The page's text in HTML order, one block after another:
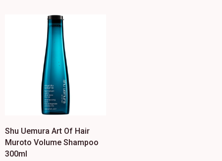
Shu Uemura Art Of Hair
Muroto Volume Shampoo
300ml